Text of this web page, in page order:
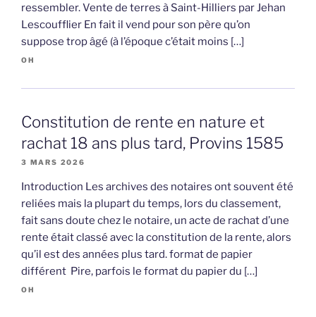
ressembler. Vente de terres à Saint-Hilliers par Jehan
Lescoufflier En fait il vend pour son père qu’on
suppose trop âgé (à l’époque c’était moins […]
OH
Constitution de rente en nature et
rachat 18 ans plus tard, Provins 1585
3 MARS 2026
Introduction Les archives des notaires ont souvent été
reliées mais la plupart du temps, lors du classement,
fait sans doute chez le notaire, un acte de rachat d’une
rente était classé avec la constitution de la rente, alors
qu’il est des années plus tard. format de papier
différent Pire, parfois le format du papier du […]
OH